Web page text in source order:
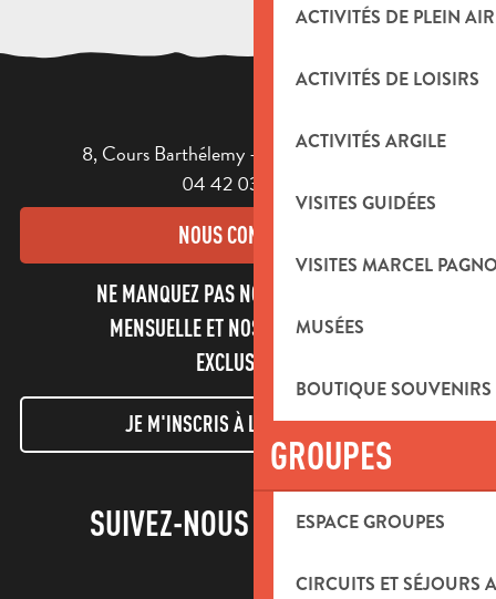
ACTIVITÉS DE PLEIN AIR
ACTIVITÉS DE LOISIRS
ACTIVITÉS ARGILE
VISITES GUIDÉES
VISITES MARCEL
MUSÉES
BOUTIQUE
GROUPES
ESPACE GROUPES
CIRCUITS ET SÉJOURS
8, Cours Barthélemy - 13400 AUBAGNE
04 42 03 49 98
NOUS CONTACTER
NE MANQUEZ PAS NOTRE NEWSLETTER
MENSUELLE ET NOS INFORMATIONS
EXCLUSIVES !
JE M'INSCRIS À LA NEWSLETTER
SUIVEZ-NOUS !